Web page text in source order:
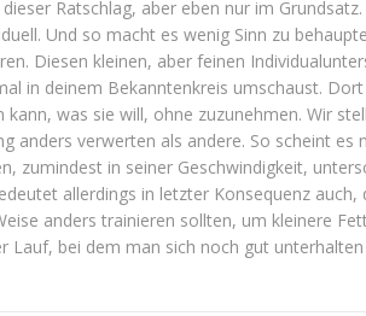
Ratschlag, aber eben nur im
Und so macht es wenig Sinn zu
Diesen kleinen, aber feinen
in deinem Bekanntenkreis umschaust.
kann, was sie will, ohne zuzunehmen. Wir
anders verwerten als andere. So scheint es
zumindest in seiner Geschwindigkeit,
allerdings in letzter Konsequenz auch,
anders trainieren sollten, um kleinere
Lauf, bei dem man sich noch gut